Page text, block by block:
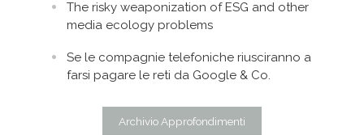
The risky weaponization of ESG and other
media ecology problems
Se le compagnie telefoniche riusciranno a
farsi pagare le reti da Google & Co.
Archivio Approfondimenti